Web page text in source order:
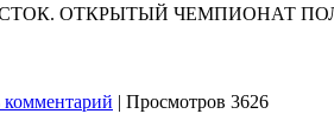
ОТКРЫТЫЙ ЧЕМПИОНАТ
комментарий | Просмотров 3626